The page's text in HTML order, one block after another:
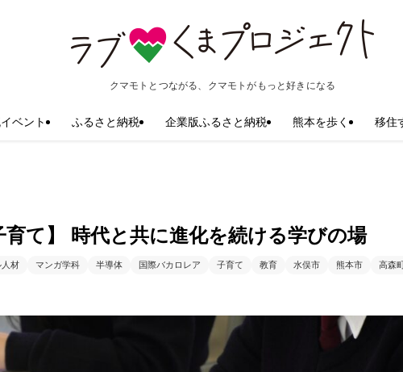
クマモトとつながる、クマモトがもっと好きになる
ベント ふるさと納税 企業版ふるさと納税 熊本を歩く 移住
育て】 時代と共に進化を続ける学びの場
人材 マンガ学科 半導体 国際バカロレア 子育て 教育 水俣市 熊本市 高森